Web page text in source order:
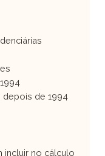
depois de 1994
incluir no cálculo